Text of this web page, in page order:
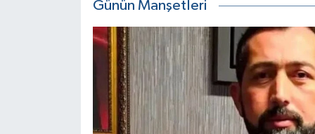
Günün Manşetleri